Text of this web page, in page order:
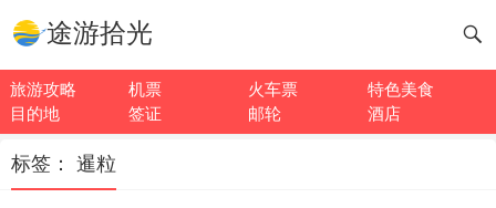
途游拾光
旅游攻略 机票 火车票
特色美食
目的地
签证 邮轮 酒店
标签： 暹粒